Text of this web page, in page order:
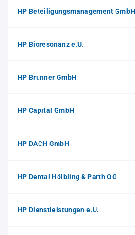
HP Beteiligungsmanagement GmbH
HP Bioresonanz e.U.
HP Brunner GmbH
HP Capital GmbH
HP DACH GmbH
HP Dental Hölbling & Parth OG
HP Dienstleistungen e.U.